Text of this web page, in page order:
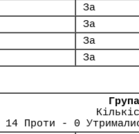
За
За
За
За
Проти - 0